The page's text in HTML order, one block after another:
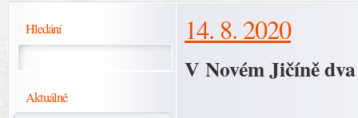
Hledání
Aktuálně
14. 8. 2020
V Novém Jičíně